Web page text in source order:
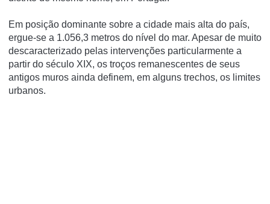
Em posição dominante sobre a cidade mais alta do paí­s,
ergue-se a 1.056,3 metros do ní­vel do mar. Apesar de muito
descaracterizado pelas intervenções particularmente a
partir do século XIX, os troços remanescentes de seus
antigos muros ainda definem, em alguns trechos, os limites
urbanos.